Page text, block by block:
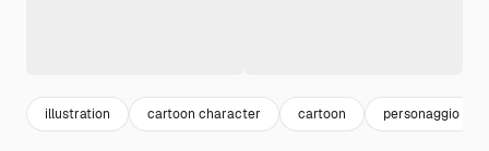
illustration cartoon character cartoon personaggio